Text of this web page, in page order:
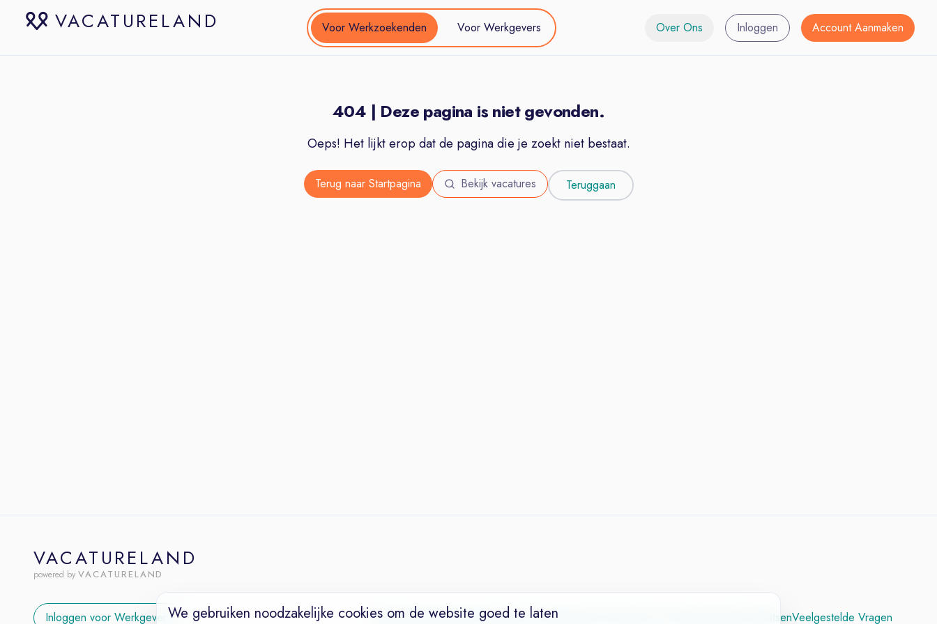
VACATURELAND Voor Werkzoekenden Voor Werkgevers Over Ons Inloggen Account Aanmaken
404 | Deze pagina is niet gevonden.
Oeps! Het lijkt erop dat de pagina die je zoekt niet bestaat.
Terug naar Startpagina Bekijk vacatures Teruggaan
VACATURELAND
powered by VACATURELAND
Inloggen voor Werkgevers VacaturesNichesWerkgeversOver OnsMaak een Succesvol CV Vacature PlaatsenVeelgestelde Vragen
We gebruiken noodzakelijke cookies om de website goed te laten